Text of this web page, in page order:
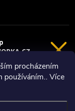
procházením
používáním.. Více
Vaše.